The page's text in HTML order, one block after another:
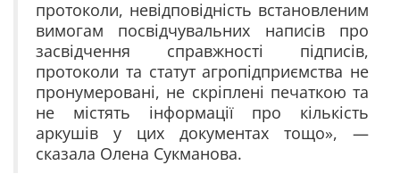
протоколи, невідповідність встановленим
вимогам посвідчувальних написів про
засвідчення справжності підписів,
протоколи та статут агропідприємства не
пронумеровані, не скріплені печаткою та
не містять інформації про кількість
аркушів у цих документах тощо», —
сказала Олена Сукманова.